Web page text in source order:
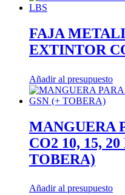
FAJA
EXTINTOR
Añadir al presupuesto
MANGUERA
CO2 10, 15,
TOBERA)
Añadir al presupuesto